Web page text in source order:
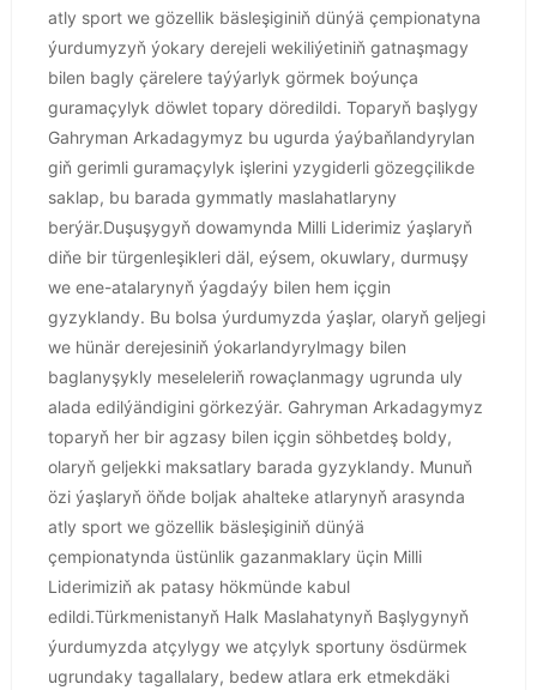
atly sport we gözellik bäsleşiginiň dünýä çempionatyna
ýurdumyzyň ýokary derejeli wekiliýetiniň gatnaşmagy
bilen bagly çärelere taýýarlyk görmek boýunça
guramaçylyk döwlet topary döredildi. Toparyň başlygy
Gahryman Arkadagymyz bu ugurda ýaýbaňlandyrylan
giň gerimli guramaçylyk işlerini yzygiderli gözegçilikde
saklap, bu barada gymmatly maslahatlaryny
berýär.Duşuşygyň dowamynda Milli Liderimiz ýaşlaryň
diňe bir türgenleşikleri däl, eýsem, okuwlary, durmuşy
we ene-atalarynyň ýagdaýy bilen hem içgin
gyzyklandy. Bu bolsa ýurdumyzda ýaşlar, olaryň geljegi
we hünär derejesiniň ýokarlandyrylmagy bilen
baglanyşykly meseleleriň rowaçlanmagy ugrunda uly
alada edilýändigini görkezýär. Gahryman Arkadagymyz
toparyň her bir agzasy bilen içgin söhbetdeş boldy,
olaryň geljekki maksatlary barada gyzyklandy. Munuň
özi ýaşlaryň öňde boljak ahalteke atlarynyň arasynda
atly sport we gözellik bäsleşiginiň dünýä
çempionatynda üstünlik gazanmaklary üçin Milli
Liderimiziň ak patasy hökmünde kabul
edildi.Türkmenistanyň Halk Maslahatynyň Başlygynyň
ýurdumyzda atçylygy we atçylyk sportuny ösdürmek
ugrundaky tagallalary, bedew atlara erk etmekdäki